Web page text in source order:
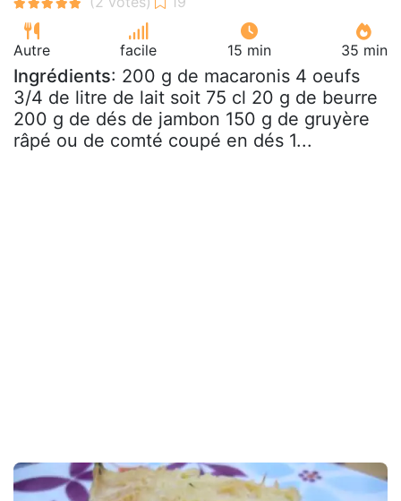
Autre facile 15 min 35 min
Ingrédients: 200 g de macaronis 4 oeufs
3/4 de litre de lait soit 75 cl 20 g de beurre
200 g de dés de jambon 150 g de gruyère
râpé ou de comté coupé en dés 1...